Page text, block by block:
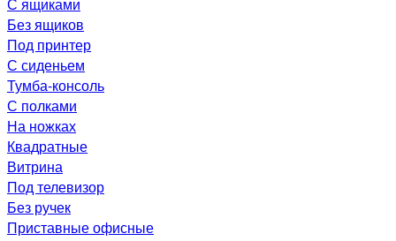
Без ящиков
Под принтер
С сиденьем
Тумба-консоль
С полками
На ножках
Квадратные
Витрина
Под телевизор
Без ручек
Приставные офисные